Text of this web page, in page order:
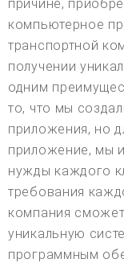
причине,
компьютерное
транспортной
получении
одним
то, что мы
приложения, но
приложение, мы
нужды каждого
требования
компания
уникальную
программным